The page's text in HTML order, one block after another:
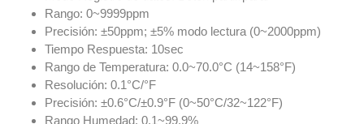
Rango: 0~9999ppm
Precisión: ±50ppm; ±5% modo lectura (0~2000ppm)
Tiempo Respuesta: 10sec
Rango de Temperatura: 0.0~70.0°C (14~158°F)
Resolución: 0.1°C/°F
Precisión: ±0.6°C/±0.9°F (0~50°C/32~122°F)
Rango Humedad: 0.1~99.9%